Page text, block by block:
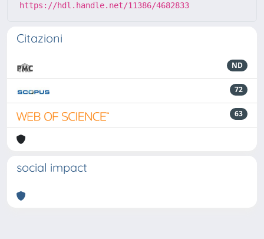
https://hdl.handle.net/11386/4682833
Citazioni
ND
72
63
social impact